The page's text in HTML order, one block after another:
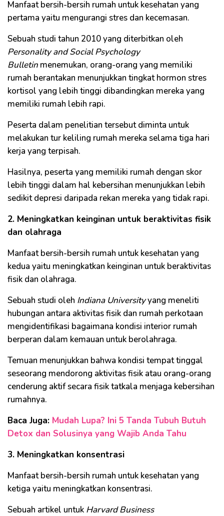
Manfaat bersih-bersih rumah untuk kesehatan yang
pertama yaitu mengurangi stres dan kecemasan.
Sebuah studi tahun 2010 yang diterbitkan oleh
Personality and Social Psychology
Bulletin menemukan, orang-orang yang memiliki
rumah berantakan menunjukkan tingkat hormon stres
kortisol yang lebih tinggi dibandingkan mereka yang
memiliki rumah lebih rapi.
Peserta dalam penelitian tersebut diminta untuk
melakukan tur keliling rumah mereka selama tiga hari
kerja yang terpisah.
Hasilnya, peserta yang memiliki rumah dengan skor
lebih tinggi dalam hal kebersihan menunjukkan lebih
sedikit depresi daripada rekan mereka yang tidak rapi.
2. Meningkatkan keinginan untuk beraktivitas fisik
dan olahraga
Manfaat bersih-bersih rumah untuk kesehatan yang
kedua yaitu meningkatkan keinginan untuk beraktivitas
fisik dan olahraga.
Sebuah studi oleh Indiana Universityyang meneliti
hubungan antara aktivitas fisik dan rumah perkotaan
mengidentifikasi bagaimana kondisi interior rumah
berperan dalam kemauan untuk berolahraga.
Temuan menunjukkan bahwa kondisi tempat tinggal
seseorang mendorong aktivitas fisik atau orang-orang
cenderung aktif secara fisik tatkala menjaga kebersihan
rumahnya.
Baca Juga: Mudah Lupa? Ini 5 Tanda Tubuh Butuh
Detox dan Solusinya yang Wajib Anda Tahu
3. Meningkatkan konsentrasi
Manfaat bersih-bersih rumah untuk kesehatan yang
ketiga yaitu meningkatkan konsentrasi.
Sebuah artikel untuk Harvard Business